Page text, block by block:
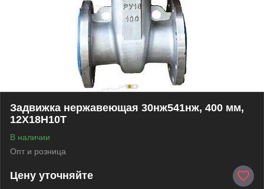
Задвижка нержавеющая 30нж541нж, 400 мм,
12Х18Н10Т
В наличии
Опт и розница
Цену уточняйте